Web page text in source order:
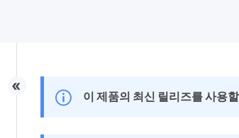
이 제품의 최신 릴리즈를 사용